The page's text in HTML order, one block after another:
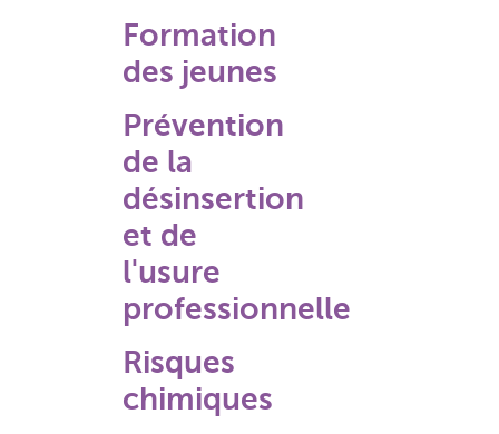
Formation
des jeunes
Prévention
de la
désinsertion
et de
l'usure
professionnelle
Risques
chimiques